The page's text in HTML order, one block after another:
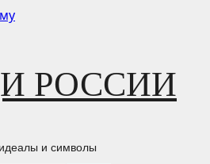
РОССИИ
и символы